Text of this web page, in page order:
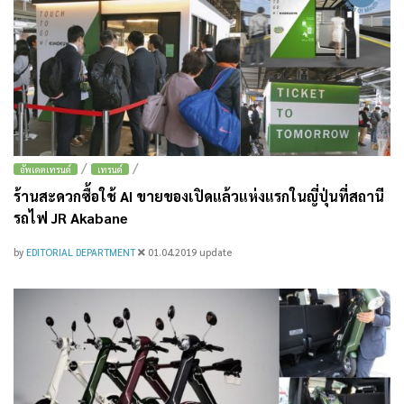
อัพเดตเทรนด์ / เทรนด์ /
ร้านสะดวกซื้อใช้ AI ขายของเปิดแล้วแห่งแรกในญี่ปุ่นที่สถานี
รถไฟ JR Akabane
by EDITORIAL DEPARTMENT 01.04.2019 update